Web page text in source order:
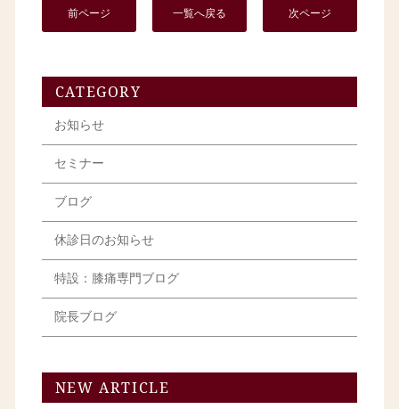
前ページ 一覧へ戻る 次ページ
CATEGORY
お知らせ
セミナー
ブログ
休診日のお知らせ
特設：膝痛専門ブログ
院長ブログ
NEW ARTICLE